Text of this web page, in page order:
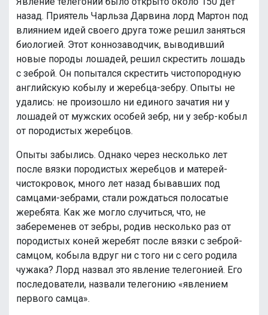
назад. Приятель Чарльза Дарвина лорд Мартон под
влиянием идей своего друга тоже решил заняться
биологией. Этот коннозаводчик, выводивший
новые породы лошадей, решил скрестить лошадь
с зеброй. Он попытался скрестить чистопородную
английскую кобылу и жеребца-зебру. Опыты не
удались: не произошло ни единого зачатия ни у
лошадей от мужских особей зебр, ни у зебр-кобыл
от породистых жеребцов.
Опыты забылись. Однако через несколько лет
после вязки породистых жеребцов и матерей-
чистокровок, много лет назад бывавших под
самцами-зебрами, стали рождаться полосатые
жеребята. Как же могло случиться, что, не
забеременев от зебры, родив несколько раз от
породистых коней жеребят после вязки с зеброй-
самцом, кобыла вдруг ни с того ни с сего родила
чужака? Лорд назвал это явление телегонией. Его
последователи, назвали телегонию «явлением
первого самца».